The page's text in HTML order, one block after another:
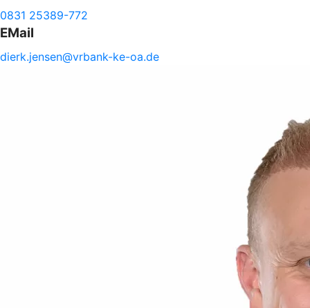
0831 25389-772
EMail
dierk.jensen@vrbank-ke-oa.de